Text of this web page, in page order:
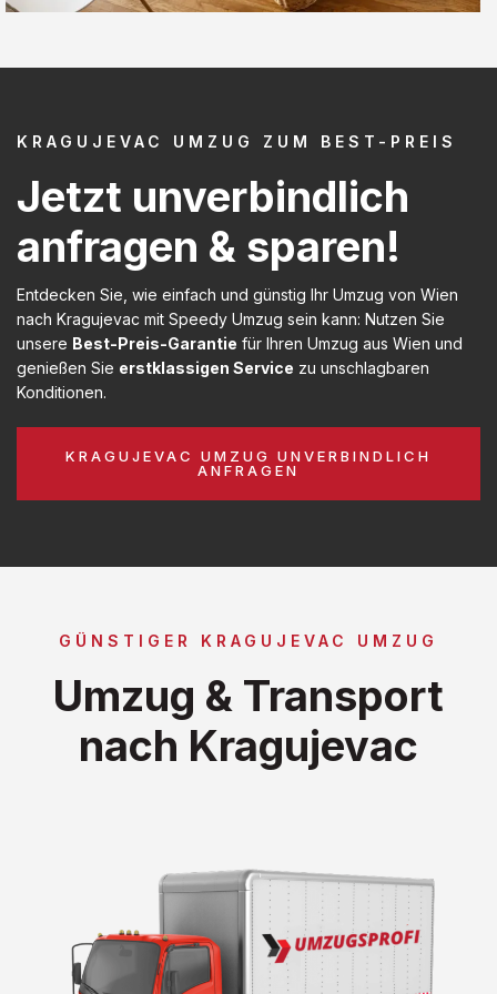
KRAGUJEVAC UMZUG ZUM BEST-PREIS
Jetzt unverbindlich
anfragen & sparen!
Entdecken Sie, wie einfach und günstig Ihr Umzug von Wien
nach Kragujevac mit Speedy Umzug sein kann: Nutzen Sie
unsere Best-Preis-Garantie für Ihren Umzug aus Wien und
genießen Sie erstklassigen Service zu unschlagbaren
Konditionen.
KRAGUJEVAC UMZUG UNVERBINDLICH
ANFRAGEN
GÜNSTIGER KRAGUJEVAC UMZUG
Umzug & Transport
nach Kragujevac